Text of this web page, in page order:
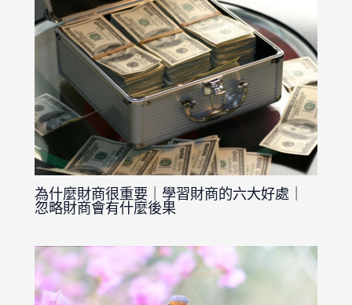
為什麼財商很重要｜學習財商的六大好處｜
忽略財商會有什麼後果